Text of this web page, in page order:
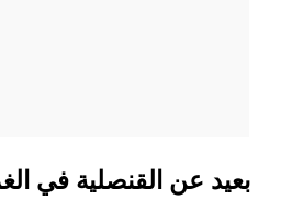
بعيد عن القنصلية في